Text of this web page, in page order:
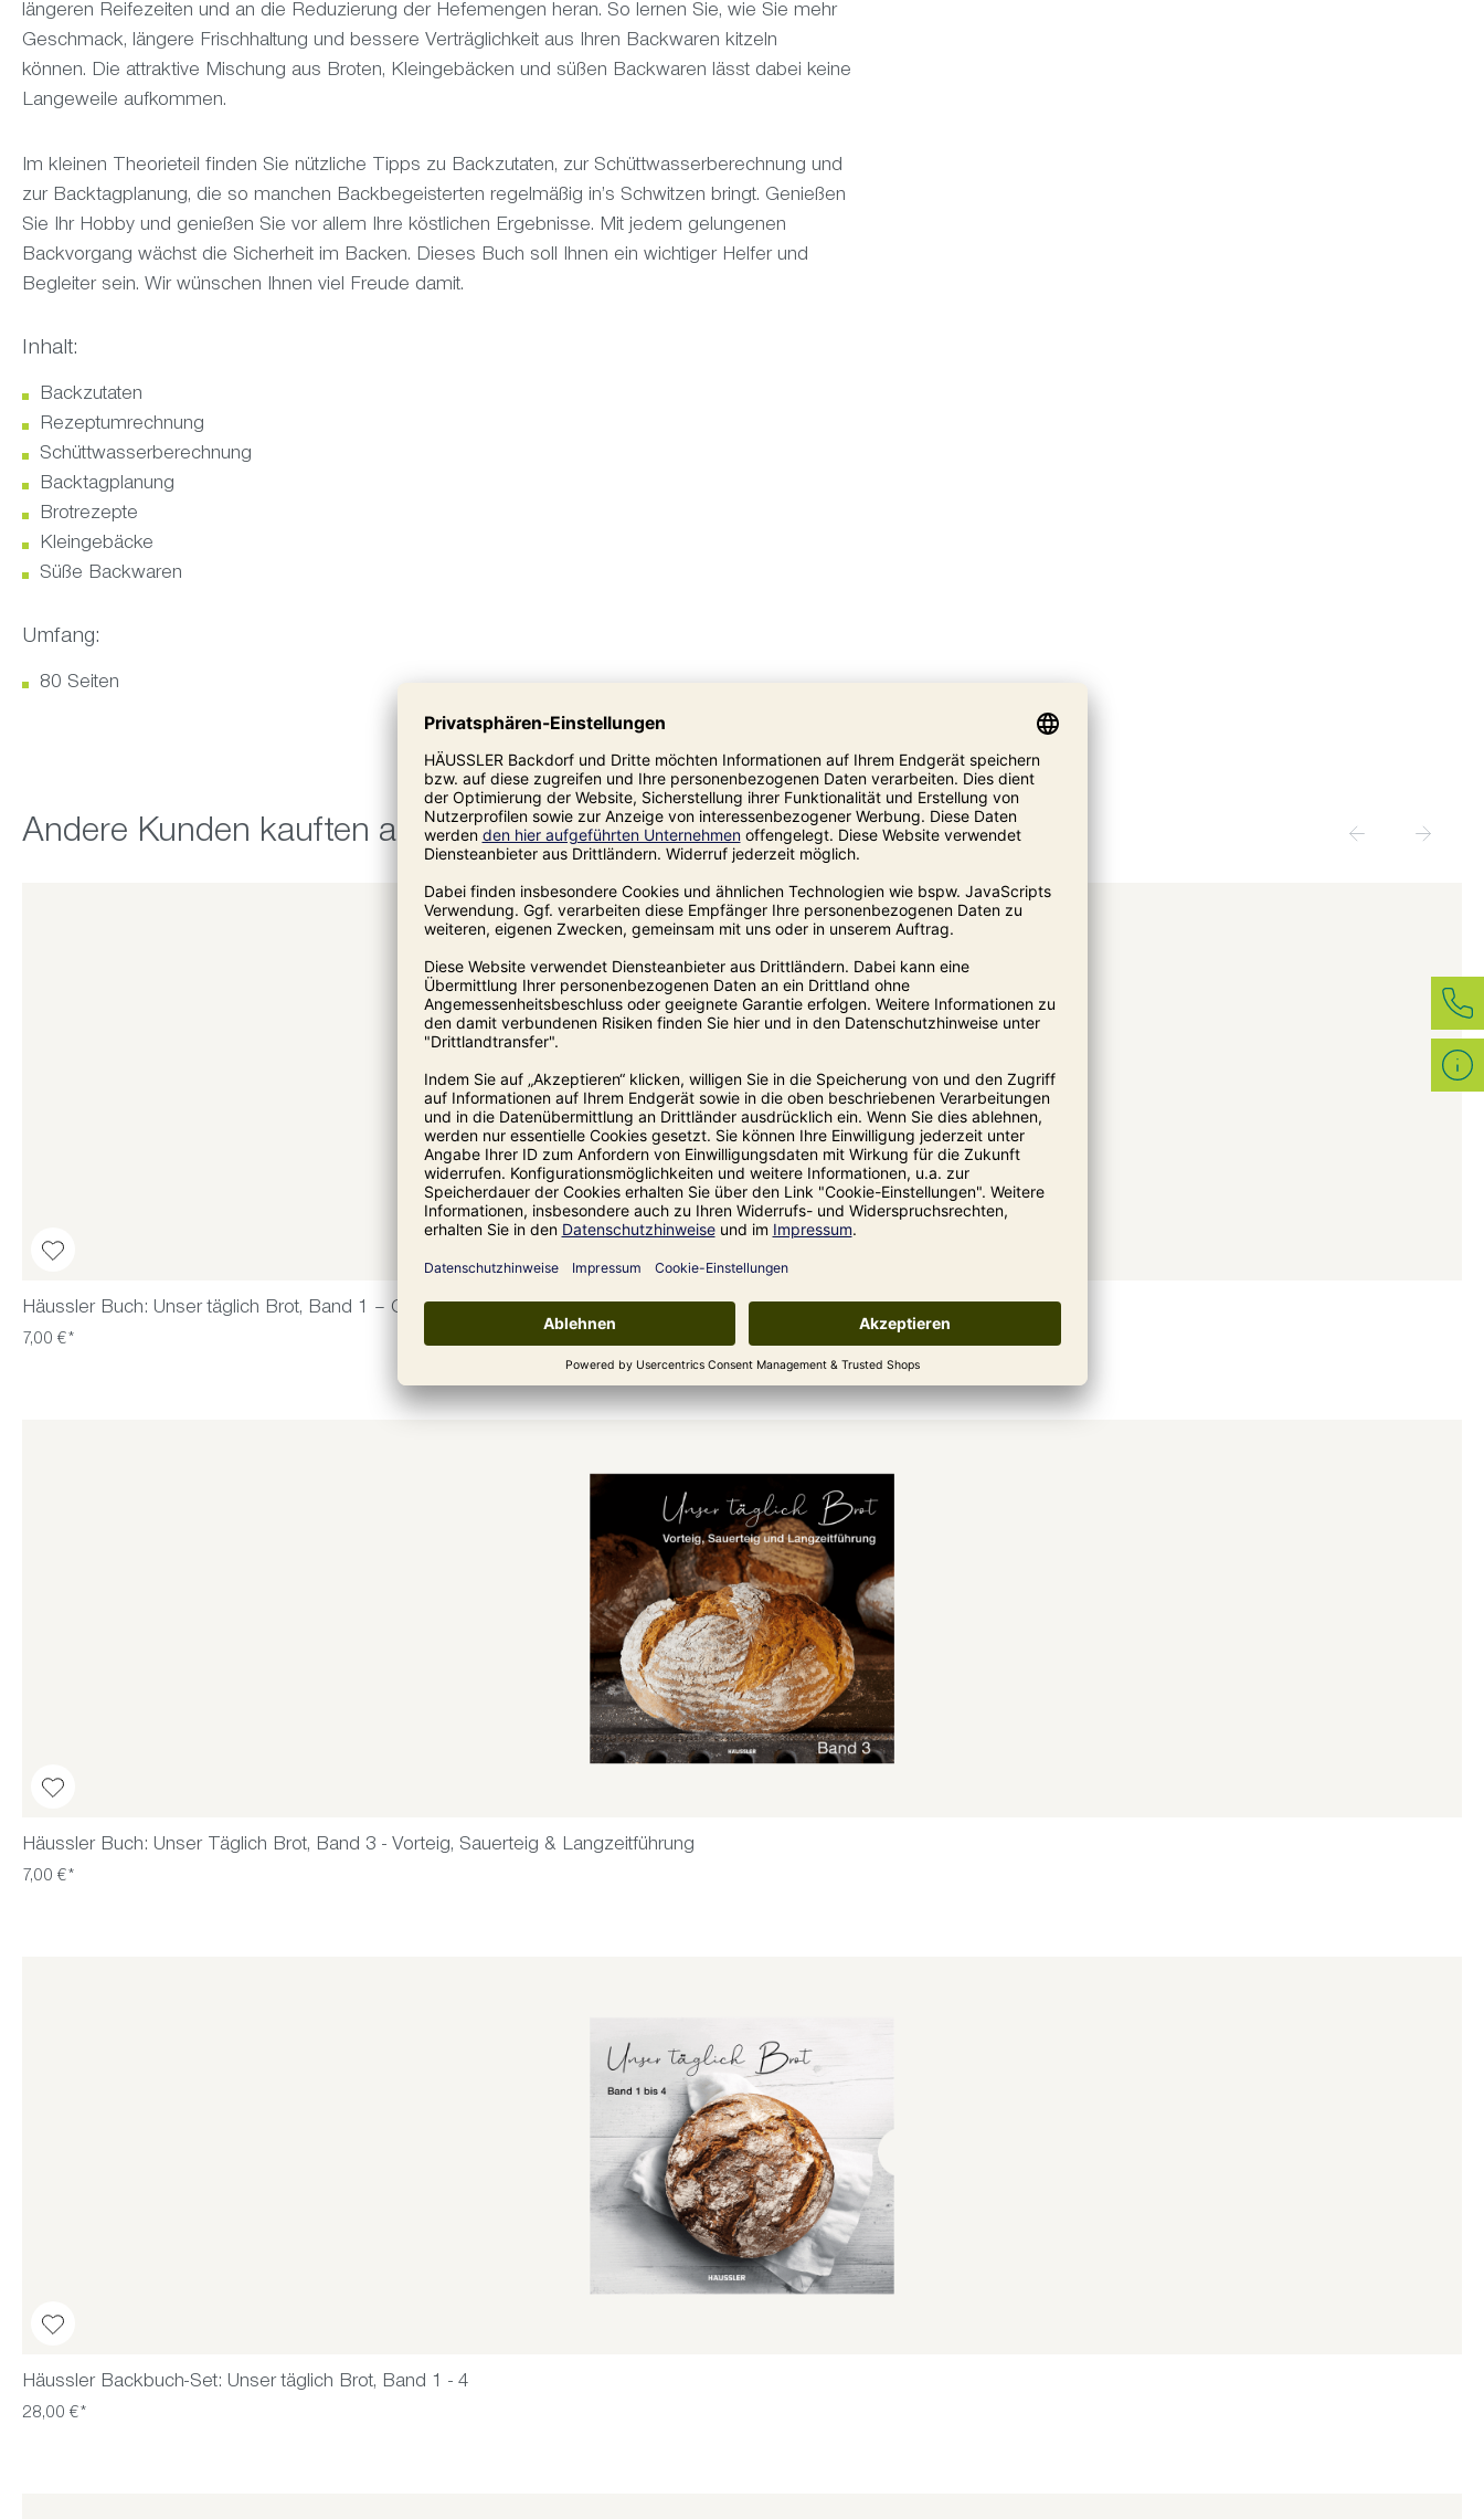
längeren Reifezeiten und an die Reduzierung der Hefemengen heran. So lernen Sie, wie Sie mehr
Geschmack, längere Frischhaltung und bessere Verträglichkeit aus Ihren Backwaren kitzeln
können. Die attraktive Mischung aus Broten, Kleingebäcken und süßen Backwaren lässt dabei keine
Langeweile aufkommen.
Im kleinen Theorieteil finden Sie nützliche Tipps zu Backzutaten, zur Schüttwasserberechnung und
zur Backtagplanung, die so manchen Backbegeisterten regelmäßig in’s Schwitzen bringt. Genießen
Sie Ihr Hobby und genießen Sie vor allem Ihre köstlichen Ergebnisse. Mit jedem gelungenen
Backvorgang wächst die Sicherheit im Backen. Dieses Buch soll Ihnen ein wichtiger Helfer und
Begleiter sein. Wir wünschen Ihnen viel Freude damit.
Inhalt:
Backzutaten
Rezeptumrechnung
Schüttwasserberechnung
Backtagplanung
Brotrezepte
Kleingebäcke
Süße Backwaren
Umfang:
80 Seiten
Produktgalerie überspringen
Andere Kunden kauften auch:
Häussler Buch: Unser täglich Brot, Band 1 – Grundrezepte und Einsteigerrezepte
7,00 €*
Häussler Buch: Unser Täglich Brot, Band 3 - Vorteig, Sauerteig & Langzeitführung
7,00 €*
Häussler Backbuch-Set: Unser täglich Brot, Band 1 - 4
28,00 €*